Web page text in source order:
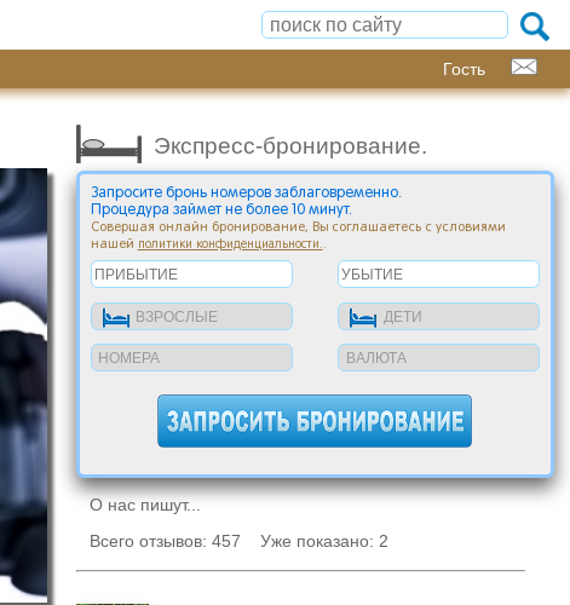
Гость
Экспресс-бронирование.
Запросите бронь номеров заблаговременно.
Процедура займет не более 10 минут.
Совершая онлайн бронирование, Вы соглашаетесь с условиями
нашей
политики конфиденциальности. .
О нас пишут...
Всего отзывов: 457 Уже показано: 2